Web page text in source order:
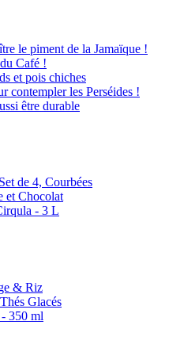
le piment de la Jamaïque !
Café !
et pois chiches
contempler les Perséides !
être durable
de 4, Courbées
et Chocolat
- 3 L
& Riz
Glacés
350 ml